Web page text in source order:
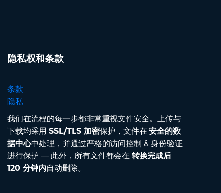
隐私权和条款
条款
隐私
我们在流程的每一步都非常重视文件安全。上传与
下载均采用 SSL/TLS 加密保护，文件在 安全的数
据中心中处理，并通过严格的访问控制 & 身份验证
进行保护 — 此外，所有文件都会在 转换完成后
120 分钟内自动删除。